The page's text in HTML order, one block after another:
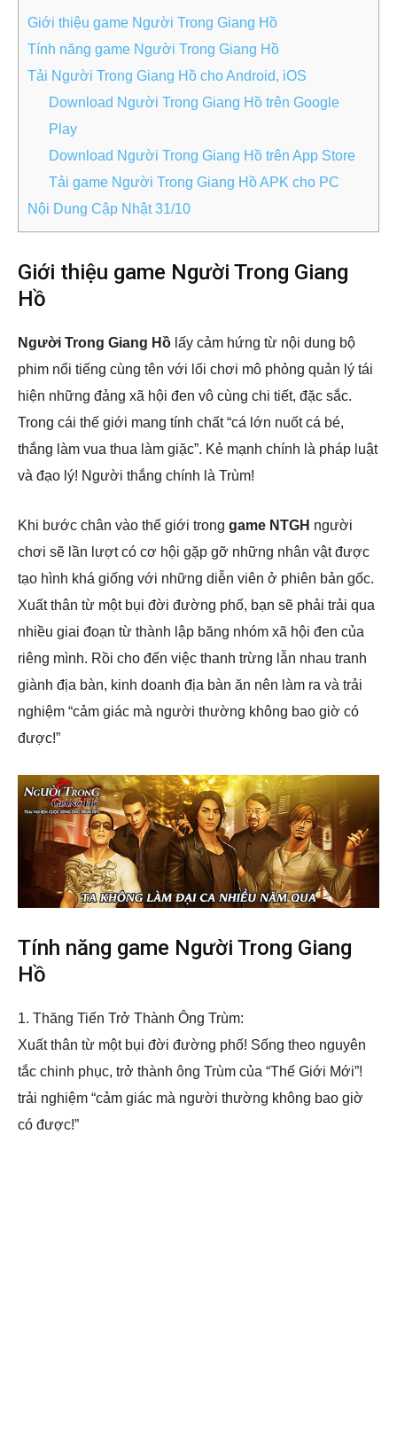
Giới thiệu game Người Trong Giang Hồ
Tính năng game Người Trong Giang Hồ
Tải Người Trong Giang Hồ cho Android, iOS
Download Người Trong Giang Hồ trên Google
Play
Download Người Trong Giang Hồ trên App Store
Tải game Người Trong Giang Hồ APK cho PC
Nội Dung Cập Nhật 31/10
Giới thiệu game Người Trong Giang
Hồ
Người Trong Giang Hồ lấy cảm hứng từ nội dung bộ
phim nổi tiếng cùng tên với lối chơi mô phỏng quản lý tái
hiện những đảng xã hội đen vô cùng chi tiết, đặc sắc.
Trong cái thế giới mang tính chất “cá lớn nuốt cá bé,
thắng làm vua thua làm giặc”. Kẻ mạnh chính là pháp luật
và đạo lý! Người thắng chính là Trùm!
Khi bước chân vào thế giới trong game NTGH người
chơi sẽ lần lượt có cơ hội gặp gỡ những nhân vật được
tạo hình khá giống với những diễn viên ở phiên bản gốc.
Xuất thân từ một bụi đời đường phố, bạn sẽ phải trải qua
nhiều giai đoạn từ thành lập băng nhóm xã hội đen của
riêng mình. Rồi cho đến việc thanh trừng lẫn nhau tranh
giành địa bàn, kinh doanh địa bàn ăn nên làm ra và trải
nghiệm “cảm giác mà người thường không bao giờ có
được!”
Tính năng game Người Trong Giang
Hồ
1. Thăng Tiến Trở Thành Ông Trùm:
Xuất thân từ một bụi đời đường phố! Sống theo nguyên
tắc chinh phục, trở thành ông Trùm của “Thế Giới Mới”!
trải nghiệm “cảm giác mà người thường không bao giờ
có được!”